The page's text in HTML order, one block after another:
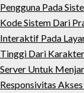
Pengguna Pada
Kode Sistem Dari
Interaktif Pada
Tinggi Dari
Server Untuk
Responsivitas